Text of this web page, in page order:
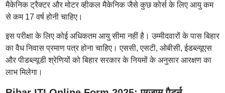
मैकेनिक ट्रैक्टर और मोटर व्हीकल मैकेनिक जैसे कुछ कोर्स के लिए आयु कम
से कम 17 वर्ष होनी चाहिए।
इस परीक्षा के लिए कोई अधिकतम आयु सीमा नहीं है। उम्मीदवारों के पास बिहार
का वैध निवास प्रमाण पत्र होना चाहिए। एससी, एसटी, ओबीसी, ईडब्ल्यूएस
और पीडब्ल्यूडी श्रेणियों को बिहार सरकार के नियमों के अनुसार आरक्षण का
लाभ मिलेगा।